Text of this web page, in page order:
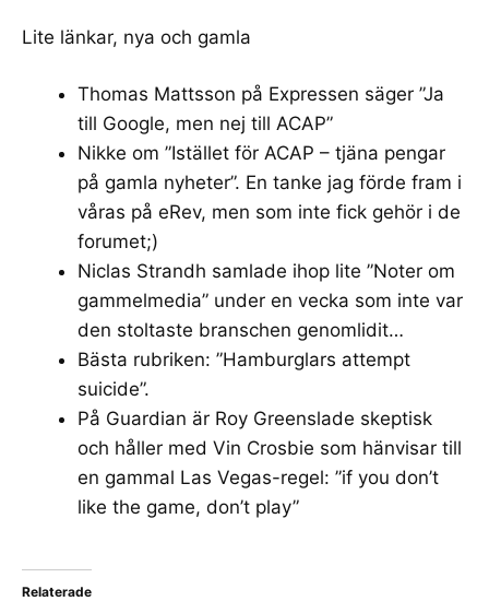
Lite länkar, nya och gamla
Thomas Mattsson på Expressen säger ”Ja
till Google, men nej till ACAP”
Nikke om ”Istället för ACAP – tjäna pengar
på gamla nyheter”. En tanke jag förde fram i
våras på eRev, men som inte fick gehör i de
forumet;)
Niclas Strandh samlade ihop lite ”Noter om
gammelmedia” under en vecka som inte var
den stoltaste branschen genomlidit…
Bästa rubriken: ”Hamburglars attempt
suicide”.
På Guardian är Roy Greenslade skeptisk
och håller med Vin Crosbie som hänvisar till
en gammal Las Vegas-regel: ”if you don’t
like the game, don’t play”
Relaterade